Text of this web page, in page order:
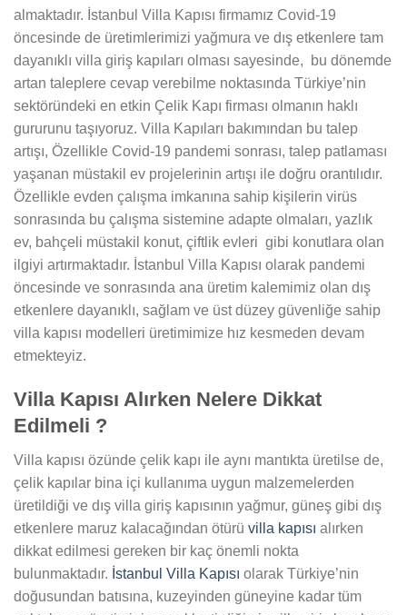
almaktadır. İstanbul Villa Kapısı firmamız Covid-19
öncesinde de üretimlerimizi yağmura ve dış etkenlere tam
dayanıklı villa giriş kapıları olması sayesinde, bu dönemde
artan taleplere cevap verebilme noktasında Türkiye’nin
sektöründeki en etkin Çelik Kapı firması olmanın haklı
gururunu taşıyoruz. Villa Kapıları bakımından bu talep
artışı, Özellikle Covid-19 pandemi sonrası, talep patlaması
yaşanan müstakil ev projelerinin artışı ile doğru orantılıdır.
Özellikle evden çalışma imkanına sahip kişilerin virüs
sonrasında bu çalışma sistemine adapte olmaları, yazlık
ev, bahçeli müstakil konut, çiftlik evleri gibi konutlara olan
ilgiyi artırmaktadır. İstanbul Villa Kapısı olarak pandemi
öncesinde ve sonrasında ana üretim kalemimiz olan dış
etkenlere dayanıklı, sağlam ve üst düzey güvenliğe sahip
villa kapısı modelleri üretimimize hız kesmeden devam
etmekteyiz.
Villa Kapısı Alırken Nelere Dikkat
Edilmeli ?
Villa kapısı özünde çelik kapı ile aynı mantıkta üretilse de,
çelik kapılar bina içi kullanıma uygun malzemelerden
üretildiği ve dış villa giriş kapısının yağmur, güneş gibi dış
etkenlere maruz kalacağından ötürü villa kapısı alırken
dikkat edilmesi gereken bir kaç önemli nokta
bulunmaktadır. İstanbul Villa Kapısı olarak Türkiye’nin
doğusundan batısına, kuzeyinden güneyine kadar tüm